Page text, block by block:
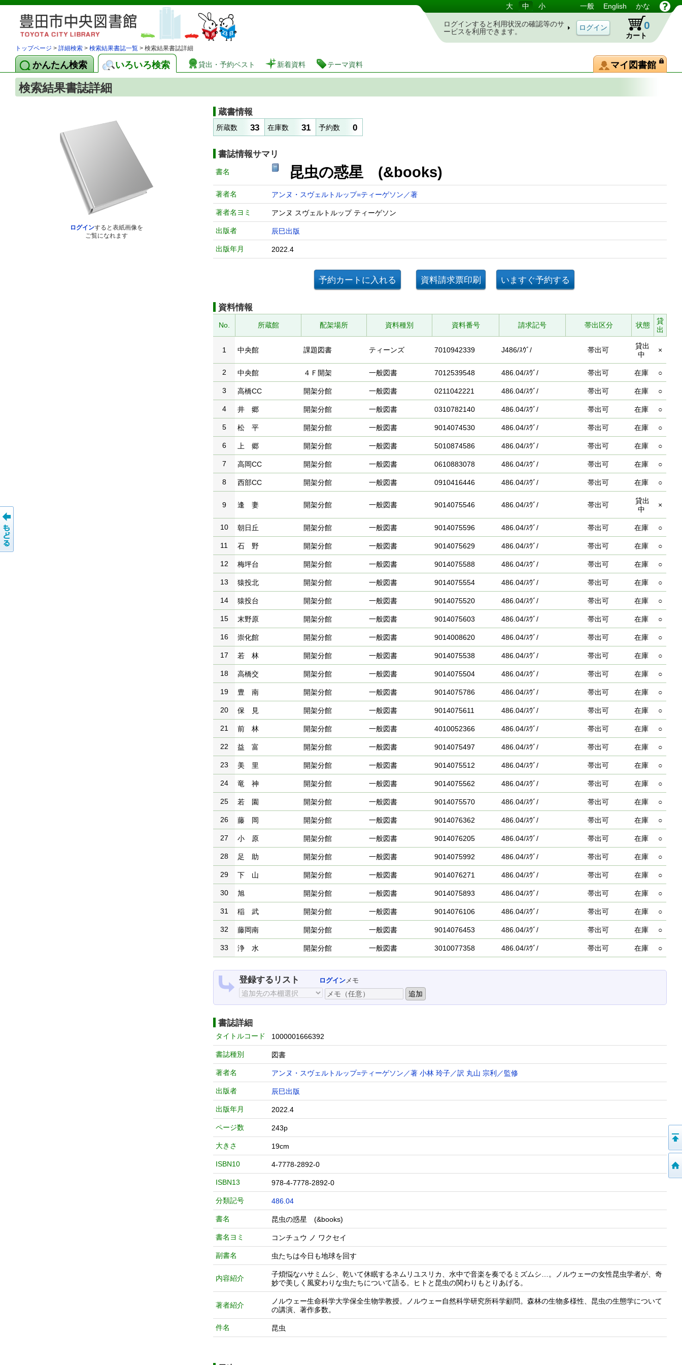
図書館 蔵書検索・予約システム 大 中 小 一般 English かな
ログインすると利用状況の確認等のサ
ービスを利用できます。
カート
0
トップページ > 詳細検索 > 検索結果書誌一覧 > 検索結果書誌詳細
かんたん検索 いろいろ検索 貸出・予約ベスト 新着資料 テーマ資料 マイ図書館
検索結果書誌詳細
ログインすると表紙画像を
ご覧になれます
蔵書情報
所蔵数 33 在庫数 31 予約数 0
書誌情報サマリ
書名 昆虫の惑星 (&books)
著者名 アンヌ・スヴェルトルップ=ティーゲソン／著
著者名ヨミ アンヌ スヴェルトルップ ティーゲソン
出版者 辰巳出版
出版年月 2022.4
資料情報
No. 所蔵館 配架場所 資料種別 資料番号 請求記号 帯出区分 状態
貸
出
1 中央館 課題図書 ティーンズ 7010942339 J486/ｽｳﾞ/ 帯出可
貸出
中
×
2 中央館 ４Ｆ開架 一般図書 7012539548 486.04/ｽｳﾞ/ 帯出可 在庫 ○
3 高橋CC 開架分館 一般図書 0211042221 486.04/ｽｳﾞ/ 帯出可 在庫 ○
4 井 郷 開架分館 一般図書 0310782140 486.04/ｽｳﾞ/ 帯出可 在庫 ○
5 松 平 開架分館 一般図書 9014074530 486.04/ｽｳﾞ/ 帯出可 在庫 ○
6 上 郷 開架分館 一般図書 5010874586 486.04/ｽｳﾞ/ 帯出可 在庫 ○
7 高岡CC 開架分館 一般図書 0610883078 486.04/ｽｳﾞ/ 帯出可 在庫 ○
8 西部CC 開架分館 一般図書 0910416446 486.04/ｽｳﾞ/ 帯出可 在庫 ○
9 逢 妻 開架分館 一般図書 9014075546 486.04/ｽｳﾞ/ 帯出可
貸出
中
×
10 朝日丘 開架分館 一般図書 9014075596 486.04/ｽｳﾞ/ 帯出可 在庫 ○
11 石 野 開架分館 一般図書 9014075629 486.04/ｽｳﾞ/ 帯出可 在庫 ○
12 梅坪台 開架分館 一般図書 9014075588 486.04/ｽｳﾞ/ 帯出可 在庫 ○
13 猿投北 開架分館 一般図書 9014075554 486.04/ｽｳﾞ/ 帯出可 在庫 ○
14 猿投台 開架分館 一般図書 9014075520 486.04/ｽｳﾞ/ 帯出可 在庫 ○
15 末野原 開架分館 一般図書 9014075603 486.04/ｽｳﾞ/ 帯出可 在庫 ○
16 崇化館 開架分館 一般図書 9014008620 486.04/ｽｳﾞ/ 帯出可 在庫 ○
17 若 林 開架分館 一般図書 9014075538 486.04/ｽｳﾞ/ 帯出可 在庫 ○
18 高橋交 開架分館 一般図書 9014075504 486.04/ｽｳﾞ/ 帯出可 在庫 ○
19 豊 南 開架分館 一般図書 9014075786 486.04/ｽｳﾞ/ 帯出可 在庫 ○
20 保 見 開架分館 一般図書 9014075611 486.04/ｽｳﾞ/ 帯出可 在庫 ○
21 前 林 開架分館 一般図書 4010052366 486.04/ｽｳﾞ/ 帯出可 在庫 ○
22 益 富 開架分館 一般図書 9014075497 486.04/ｽｳﾞ/ 帯出可 在庫 ○
23 美 里 開架分館 一般図書 9014075512 486.04/ｽｳﾞ/ 帯出可 在庫 ○
24 竜 神 開架分館 一般図書 9014075562 486.04/ｽｳﾞ/ 帯出可 在庫 ○
25 若 園 開架分館 一般図書 9014075570 486.04/ｽｳﾞ/ 帯出可 在庫 ○
26 藤 岡 開架分館 一般図書 9014076362 486.04/ｽｳﾞ/ 帯出可 在庫 ○
27 小 原 開架分館 一般図書 9014076205 486.04/ｽｳﾞ/ 帯出可 在庫 ○
28 足 助 開架分館 一般図書 9014075992 486.04/ｽｳﾞ/ 帯出可 在庫 ○
29 下 山 開架分館 一般図書 9014076271 486.04/ｽｳﾞ/ 帯出可 在庫 ○
30 旭 開架分館 一般図書 9014075893 486.04/ｽｳﾞ/ 帯出可 在庫 ○
31 稲 武 開架分館 一般図書 9014076106 486.04/ｽｳﾞ/ 帯出可 在庫 ○
32 藤岡南 開架分館 一般図書 9014076453 486.04/ｽｳﾞ/ 帯出可 在庫 ○
33 浄 水 開架分館 一般図書 3010077358 486.04/ｽｳﾞ/ 帯出可 在庫 ○
登録するリスト ログインメモ
書誌詳細
タイトルコード 1000001666392
書誌種別 図書
著者名 アンヌ・スヴェルトルップ=ティーゲソン／著 小林 玲子／訳 丸山 宗利／監修
出版者 辰巳出版
出版年月 2022.4
ページ数 243p
大きさ 19cm
ISBN10 4-7778-2892-0
ISBN13 978-4-7778-2892-0
分類記号 486.04
書名 昆虫の惑星 (&books)
書名ヨミ コンチュウ ノ ワクセイ
副書名 虫たちは今日も地球を回す
内容紹介
子煩悩なハサミムシ、乾いて休眠するネムリユスリカ、水中で音楽を奏でるミズムシ…。ノルウェーの女性昆虫学者が、奇
妙で美しく風変わりな虫たちについて語る。ヒトと昆虫の関わりもとりあげる。
著者紹介
ノルウェー生命科学大学保全生物学教授。ノルウェー自然科学研究所科学顧問。森林の生物多様性、昆虫の生態学について
の講演、著作多数。
件名 昆虫